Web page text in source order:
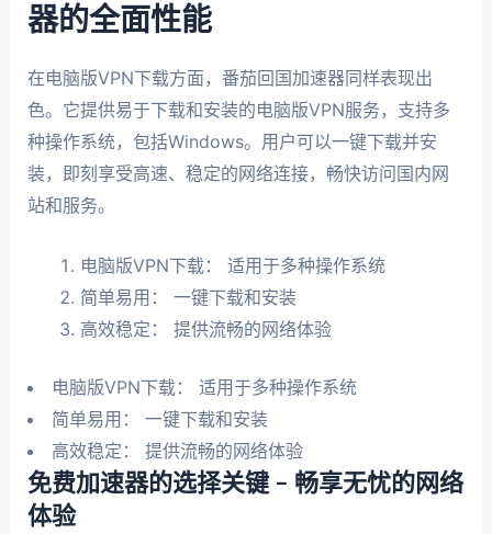
器的全面性能
在电脑版VPN下载方面，番茄回国加速器同样表现出
色。它提供易于下载和安装的电脑版VPN服务，支持多
种操作系统，包括Windows。用户可以一键下载并安
装，即刻享受高速、稳定的网络连接，畅快访问国内网
站和服务。
电脑版VPN下载： 适用于多种操作系统
简单易用： 一键下载和安装
高效稳定： 提供流畅的网络体验
电脑版VPN下载： 适用于多种操作系统
简单易用： 一键下载和安装
高效稳定： 提供流畅的网络体验
免费加速器的选择关键 – 畅享无忧的网络
体验